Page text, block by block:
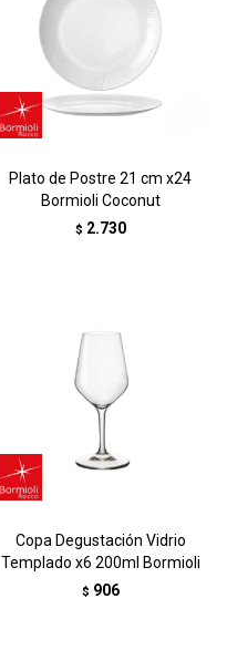
Plato de Postre 21 cm x24
Bormioli Coconut
$ 2.730
Copa Degustación Vidrio
Templado x6 200ml Bormioli
$ 906